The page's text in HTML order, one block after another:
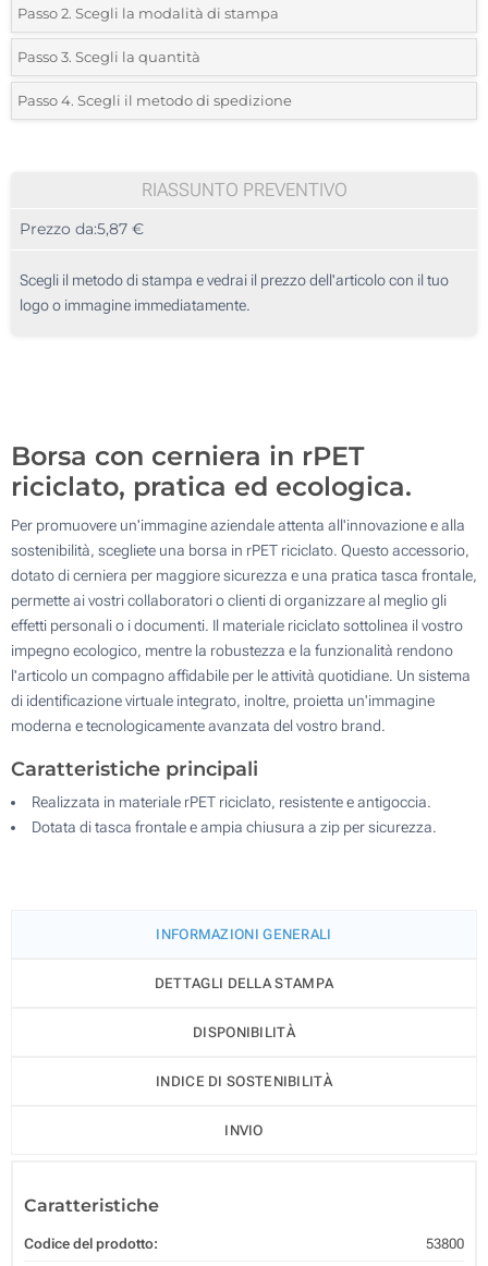
Passo 2. Scegli la modalità di stampa
*Seleziona la posizione di stampa e il colore del vostro logo:
1 Colore (Davanti)
3 Colori (Davanti)
Transfer digitale full color (Davanti)
Passo 3. Scegli la quantità
*Quantità desiderata:
10
25
50
Passo 4. Scegli il metodo di spedizione
RIASSUNTO PREVENTIVO
Prezzo da:5,87 €
Scegli il metodo di stampa e vedrai il prezzo dell'articolo con il tuo
logo o immagine immediatamente.
Borsa con cerniera in rPET
riciclato, pratica ed ecologica.
Per promuovere un'immagine aziendale attenta all'innovazione e alla
sostenibilità, scegliete una borsa in rPET riciclato. Questo accessorio,
dotato di cerniera per maggiore sicurezza e una pratica tasca frontale,
permette ai vostri collaboratori o clienti di organizzare al meglio gli
effetti personali o i documenti. Il materiale riciclato sottolinea il vostro
impegno ecologico, mentre la robustezza e la funzionalità rendono
l'articolo un compagno affidabile per le attività quotidiane. Un sistema
di identificazione virtuale integrato, inoltre, proietta un'immagine
moderna e tecnologicamente avanzata del vostro brand.
Caratteristiche principali
Realizzata in materiale rPET riciclato, resistente e antigoccia.
Dotata di tasca frontale e ampia chiusura a zip per sicurezza.
INFORMAZIONI GENERALI
DETTAGLI DELLA STAMPA
DISPONIBILITÀ
INDICE DI SOSTENIBILITÀ
INVIO
Caratteristiche
Codice del prodotto: 53800